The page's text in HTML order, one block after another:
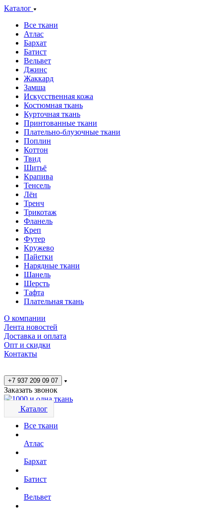
Каталог
Все ткани
Атлас
Бархат
Батист
Вельвет
Джинс
Жаккард
Замша
Искусственная кожа
Костюмная ткань
Курточная ткань
Принтованные ткани
Плательно-блузочные ткани
Поплин
Коттон
Твид
Шитьё
Крапива
Тенсель
Лён
Тренч
Трикотаж
Фланель
Креп
Футер
Кружево
Пайетки
Нарядные ткани
Шанель
Шерсть
Тафта
Плательная ткань
О компании
Лента новостей
Доставка и оплата
Опт и скидки
Контакты
+7 937 209 09 07
Заказать звонок
Каталог
Все ткани
Атлас
Бархат
Батист
Вельвет